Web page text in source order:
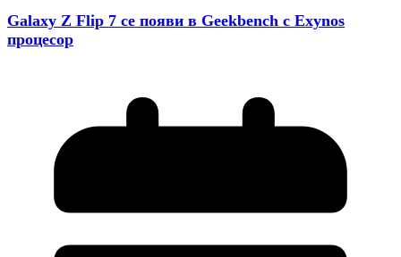
Galaxy Z Flip 7 се появи в Geekbench с Exynos
процесор